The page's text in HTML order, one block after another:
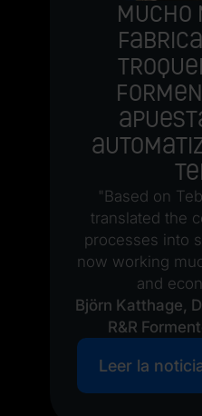
Mucho
"Based on
translated the
processes into
now working
and
Björn Katthage,
R&R
Leer la